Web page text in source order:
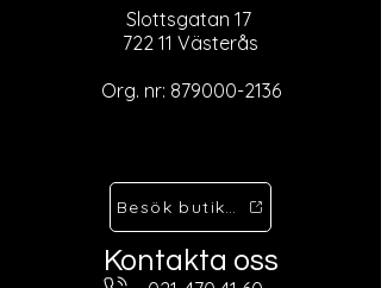
Slottsgatan 17
722 11 Västerås
Org. nr: 879000-2136
Besök butiken
Kontakta oss